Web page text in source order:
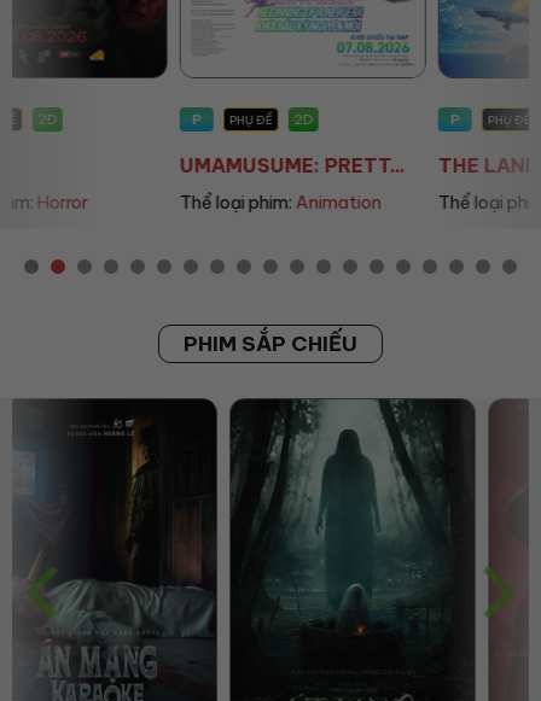
P
UMAMUSUME: PRETT...
Thể loại phim: Animation
P 2D
THE LAND OF SOME...
Thể loại phim: Animation
PHIM SẮP CHIẾU